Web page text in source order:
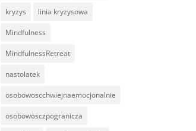
kryzys linia kryzysowa
Mindfulness
MindfulnessRetreat
nastolatek
osobowoscchwiejnaemocjonalnie
osobowosczpogranicza